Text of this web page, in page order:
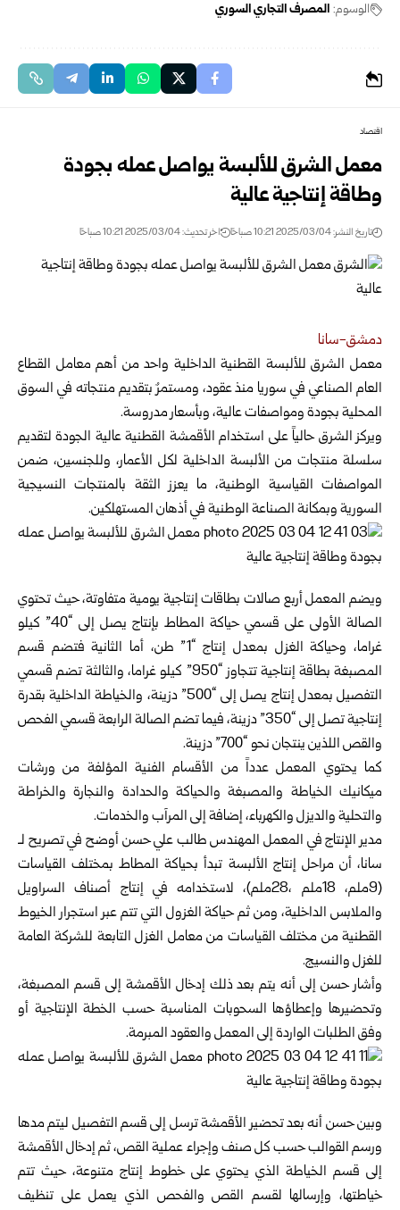
الوسوم: المصرف التجاري السوري
اقتصاد
معمل الشرق للألبسة يواصل عمله بجودة
وطاقة إنتاجية عالية
تاريخ النشر: 2025/03/04 10:21 صباحًا اخر تحديث: 2025/03/04 10:21 صباحًا
دمشق-سانا
معمل الشرق للألبسة القطنية الداخلية واحد من أهم معامل القطاع
العام الصناعي في ‏سوريا منذعقود، ومستمرٌ بتقديم ‏منتجاته في السوق
المحلية بجودة ومواصفات عالية، وبأسعار مدروسة.‏
ويركز الشرق حالياً على استخدام الأقمشة القطنية عالية الجودة لتقديم
‏سلسلة منتجات من الألبسة الداخلية لكل الأعمار، وللجنسين، ضمن
‏المواصفات القياسية الوطنية، ما يعزز الثقة بالمنتجات النسيجية
السورية ‏وبمكانة الصناعة الوطنية في أذهان المستهلكين.‏
ويضم المعمل أربع صالات بطاقات إنتاجية يومية متفاوتة، حيث تحتوي
‏الصالة الأولى على قسمي حياكة المطاط بإنتاج يصل إلى “40” كيلو
غراما، ‏وحياكة الغزل بمعدل إنتاج “1” طن، أما الثانية فتضم قسم
المصبغة بطاقة إنتاجية تتجاوز “950” كيلو غراما، والثالثة تضم قسمي
التفصيل بمعدل إنتاج ‏يصل إلى “500” دزينة، والخياطة الداخلية بقدرة
إنتاجية تصل إلى “350” ‏دزينة، فيما تضم الصالة الرابعة قسمي الفحص
والقص اللذين ينتجان نحو “700” دزينة.‏
كما يحتوي المعمل عدداً من الأقسام الفنية المؤلفة من ورشات
ميكانيك الخياطة ‏والمصبغة والحياكة والحدادة والنجارة والخراطة
والتحلية والديزل ‏والكهرباء، إضافة إلى المرآب والخدمات.‏
مدير الإنتاج في المعمل المهندس طالب علي حسن أوضح في تصريح ‏لـ
سانا، أن مراحل إنتاج الألبسة تبدأ بحياكة المطاط بمختلف القياسات
‏(9ملم، 18ملم ،28ملم)، لاستخدامه في إنتاج أصناف السراويل
والملابس ‏الداخلية، ومن ثم حياكة الغزول التي تتم عبر استجرار الخيوط
القطنية من ‏مختلف القياسات من معامل الغزل التابعة للشركة العامة
للغزل والنسيج.‏
وأشار حسن إلى أنه يتم بعد ذلك إدخال الأقمشة إلى قسم المصبغة،
‏وتحضيرها وإعطاؤها السحوبات المناسبة حسب الخطة الإنتاجية أو
وفق ‏الطلبات الواردة إلى المعمل والعقود المبرمة.‏
وبين حسن أنه بعد تحضير الأقمشة ترسل إلى قسم التفصيل ليتم مدها
‏ورسم القوالب حسب كل صنف وإجراء عملية القص، ثم إدخال الأقمشة
إلى ‏قسم الخياطة الذي يحتوي على خطوط إنتاج متنوعة، حيث تتم
خياطتها، وإرسالها ‏لقسم القص والفحص الذي يعمل على تنظيف